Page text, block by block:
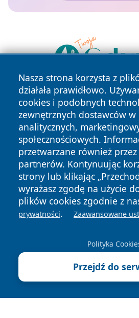
Nasza strona korzysta z
działała prawidłowo.
cookies i podobnych
zewnętrznych dostawców w
analitycznych,
społecznościowych.
przetwarzane również przez
partnerów. Kontynuując
strony lub klikając
wyrażasz zgodę na użycie
plików cookies zgodnie z
prywatności. Zaawansowane
Polityka
Przejdź do
Copyright © 2026 24piaseczno.pl
zastrzeżone.
News Autorzy
Polityka
Prywatności